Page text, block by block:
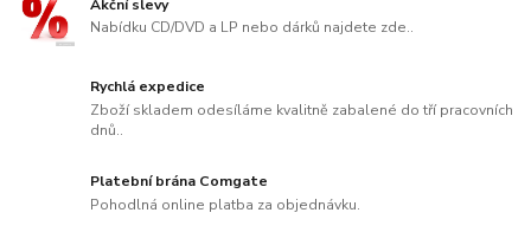
Akční slevy
Nabídku CD/DVD a LP nebo dárků najdete zde..
Rychlá expedice
Zboží skladem odesíláme kvalitně zabalené do tří pracovních
dnů..
Platební brána Comgate
Pohodlná online platba za objednávku.